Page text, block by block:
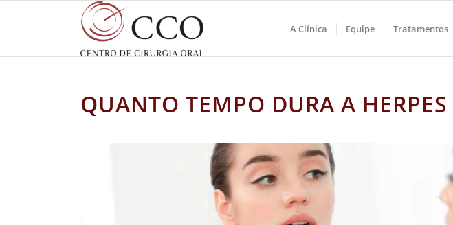
A Clínica Equipe Tratamentos
QUANTO TEMPO DURA A